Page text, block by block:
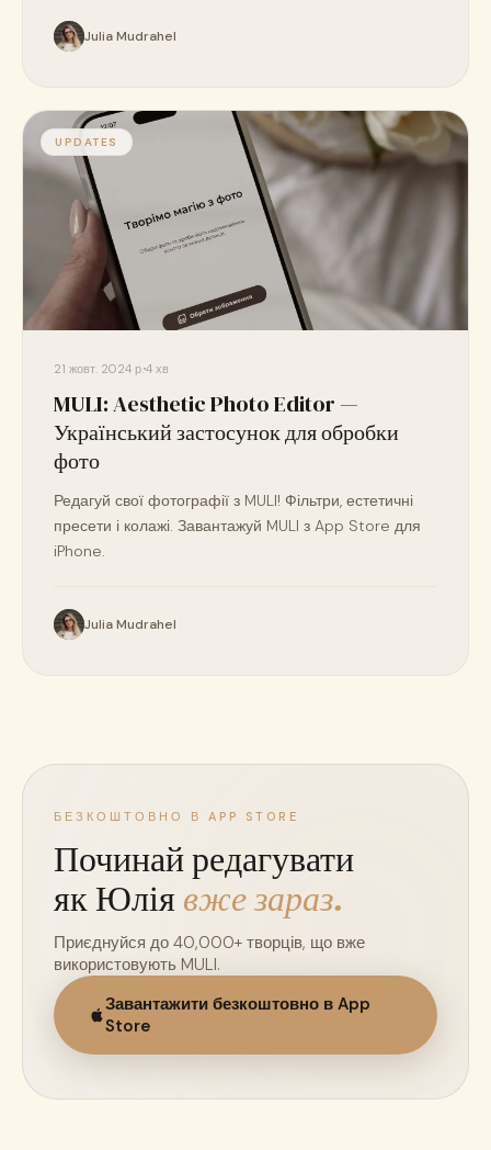
Julia Mudrahel
UPDATES
21 жовт. 2024 р.4 хв
MULI: Aesthetic Photo Editor —
Український застосунок для обробки
фото
Редагуй свої фотографії з MULI! Фільтри, естетичні
пресети і колажі. Завантажуй MULI з App Store для
iPhone.
Julia Mudrahel
БЕЗКОШТОВНО В APP STORE
Починай редагувати
як Юлія вже зараз.
Приєднуйся до 40,000+ творців, що вже
використовують MULI.
Завантажити безкоштовно в App
Store